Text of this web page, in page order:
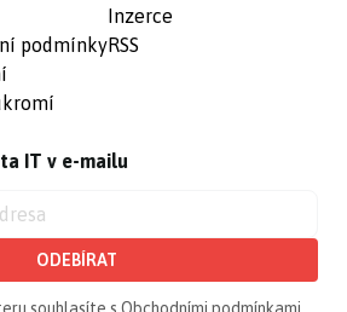
podmínky
Inzerce
RSS
IT v e-mailu
ODEBÍRAT